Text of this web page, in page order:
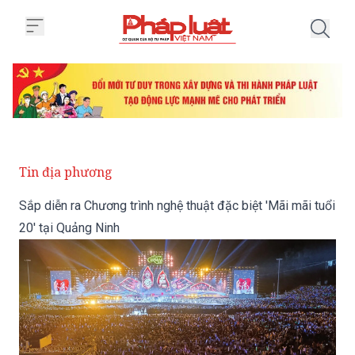
Tin địa phương
Sắp diễn ra Chương trình nghệ thuật đặc biệt 'Mãi mãi tuổi
20' tại Quảng Ninh